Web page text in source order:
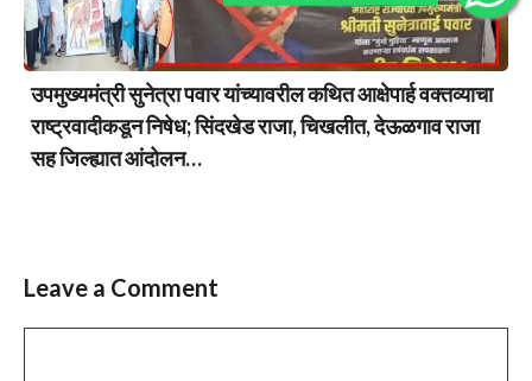
उपमुख्यमंत्री सुनेत्रा पवार यांच्यावरील कथित आक्षेपार्ह वक्तव्याचा
राष्ट्रवादीकडून निषेध; सिंदखेड राजा, चिखलीत, देऊळगाव राजा
सह जिल्ह्यात आंदोलन…
Leave a Comment